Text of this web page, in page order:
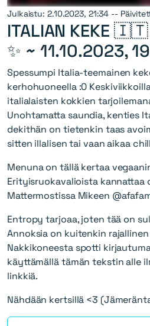
Julkaistu: 2.10.2023, 21:34 --
ITALIAN KEKE 🇮🇹
✨ ~ 11.10.2023,
Spessumpi Italia-teemainen
kerhohuoneella :0
italialaisten kokkien
Unohtamatta saundia, kenties
dekithän on tietenkin taas
sitten illalisen tai vaan aikaa
Menuna on tällä kertaa
Erityisruokavalioista kannattaa
Mattermostissa Mikeen
Entropy tarjoaa, joten tää on
Annoksia on kuitenkin
Nakkikoneesta spotti
käyttämällä tämän tekstin alle
linkkiä.
Nähdään kertsillä <3